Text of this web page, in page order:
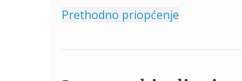
Prethodno priopćenje